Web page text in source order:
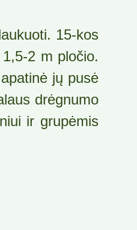
15-kos
2 m pločio.
jų pusė
drėgnumo
ir grupėmis